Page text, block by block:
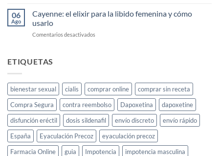
Cayenne
Diesel
06
Ago
Cayenne: el elixir para la libido femenina y cómo
usarlo
Comentarios desactivados
libido
femenina
y
cómo
usarlo
ETIQUETAS
bienestar sexual cialis comprar online
comprar sin receta
Compra Segura
contra reembolso Dapoxetina
dapoxetine
disfunción eréctil
dosis sildenafil envío discreto
envío rápido
España
Eyaculación Precoz
eyaculación precoz
Farmacia Online
guia Impotencia
impotencia masculina